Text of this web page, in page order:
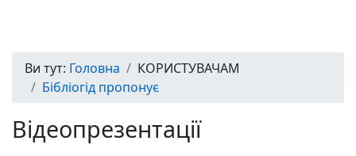
Ви тут: Головна
КОРИСТУВАЧАМ
Бібліогід пропонує
Відеопрезентації